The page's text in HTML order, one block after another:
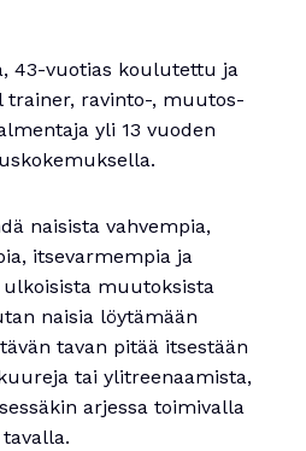
43-vuotias koulutettu ja
trainer, ravinto-, muutos-
yli 13 vuoden
naisista vahvempia,
itsevarmempia ja
muutoksista
naisia löytämään
tavan pitää itsestään
tai ylitreenaamista,
arjessa toimivalla
tavalla.